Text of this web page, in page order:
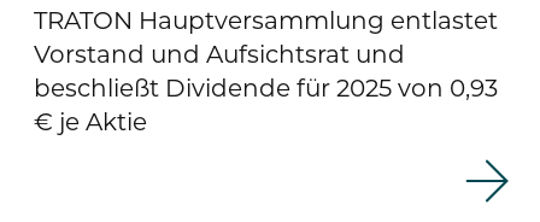
TRATON Hauptversammlung entlastet
Vorstand und Aufsichtsrat und
beschließt Dividende für 2025 von 0,93
€ je Aktie